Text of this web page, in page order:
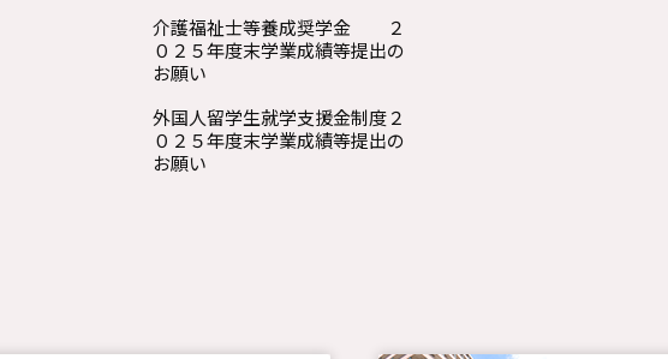
介護福祉士等養成奨学金 ２
０２５年度末学業成績等提出の
お願い
外国人留学生就学支援金制度２
０２５年度末学業成績等提出の
お願い